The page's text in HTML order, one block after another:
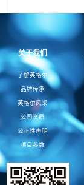
关于我们
了解英格尔
品牌传承
英格尔风采
公司资质
公正性声明
项目参数